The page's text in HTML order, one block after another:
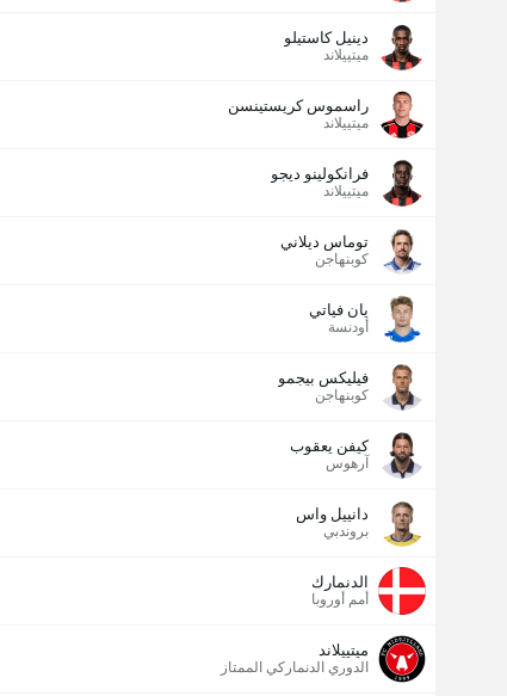
دينيل كاستيلو
ميتييلاند
راسموس كريستينسن
ميتييلاند
فرانكولينو ديجو
ميتييلاند
توماس ديلاني
كوبنهاجن
يان فياتي
أودنسة
فيليكس بيجمو
كوبنهاجن
كيفن يعقوب
آرهوس
دانييل واس
بروندبي
الدنمارك
أمم أوروبا
ميتييلاند
الدوري الدنماركي الممتاز